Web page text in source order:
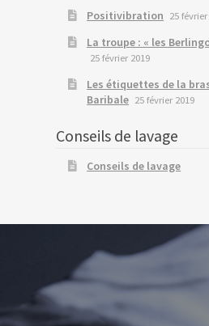
Positivibration 25
La troupe : « les
25 février 2019
Les étiquettes de la
Baribale 25 février 2019
Conseils de lavage
Conseils de lavage